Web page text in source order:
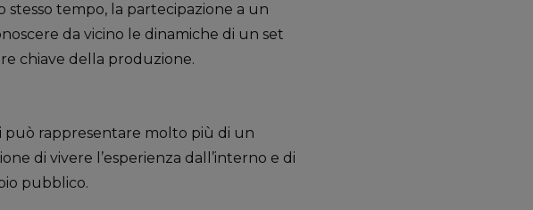
tempo, la partecipazione a un
da vicino le dinamiche di un set
chiave della produzione.
può rappresentare molto più di un
di vivere l’esperienza dall’interno e di
pubblico.